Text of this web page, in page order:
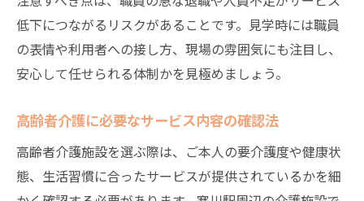
低下につながるリスクがあることです。見学時には職員
の表情や利用者への接し方、現場の雰囲気にも注目し、
安心して任せられる体制かを見極めましょう。
高齢者介護に必要なサービス内容の確認法
高齢者介護施設を選ぶ際は、ご本人の要介護度や健康状
態、生活習慣に合ったサービスが提供されているかを細